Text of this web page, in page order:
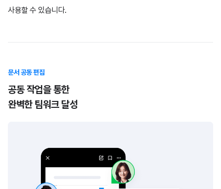
사용할 수 있습니다.
문서 공동 편집
공동 작업을 통한
완벽한 팀워크 달성